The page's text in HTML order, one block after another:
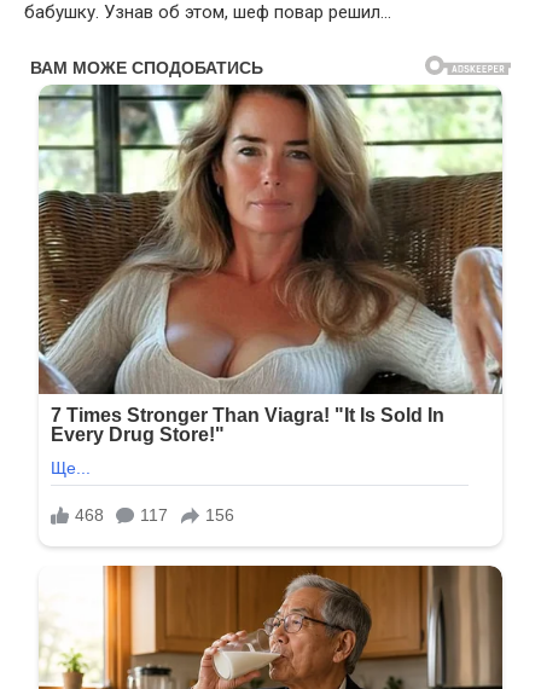
бабушку. Узнав об этом, шеф повар решил…